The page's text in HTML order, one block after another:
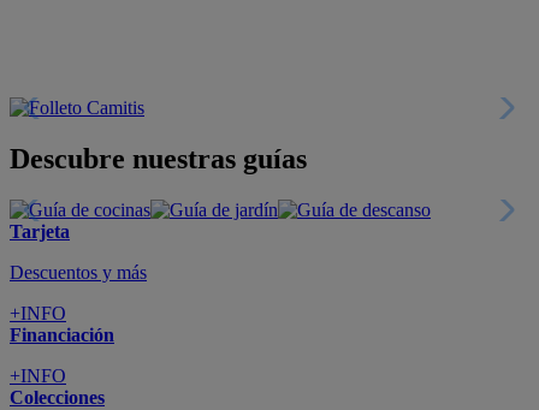
Descubre nuestras guías
Tarjeta
Descuentos y más
+INFO
Financiación
+INFO
Colecciones